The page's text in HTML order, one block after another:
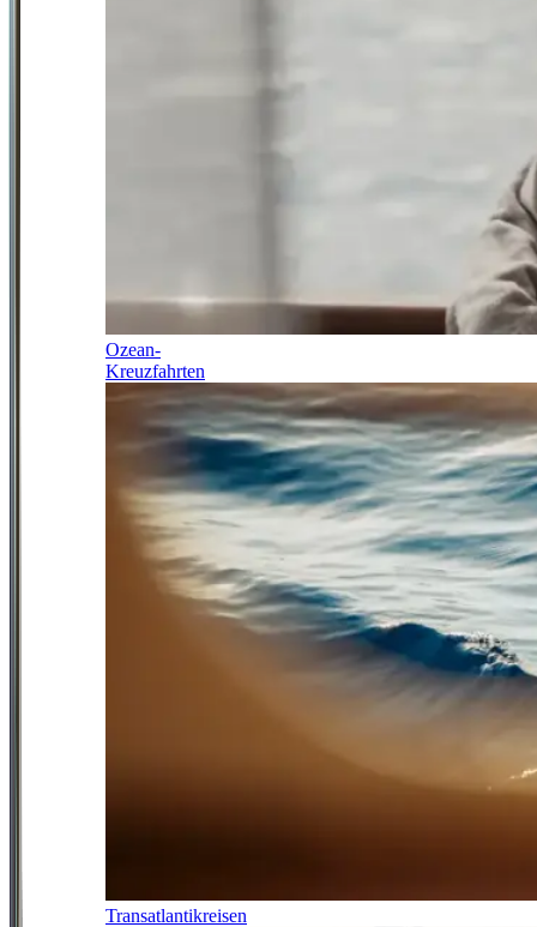
Ozean-
Kreuzfahrten
Transatlantikreisen